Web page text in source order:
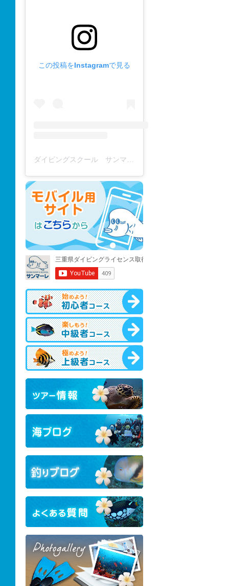
この投稿をInstagramで見る
ダイビングスクール サンマーレ / diving school(@diving_school_sanmare)がシェアした投稿